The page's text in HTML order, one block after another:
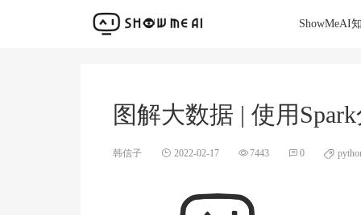
ShowMeAI
韩信子 2022-02-17 7443 0